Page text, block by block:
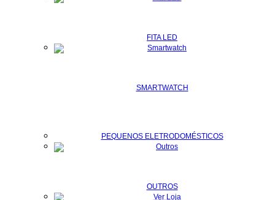
FITA LED
SMARTWATCH
PEQUENOS ELETRODOMÉSTICOS
OUTROS